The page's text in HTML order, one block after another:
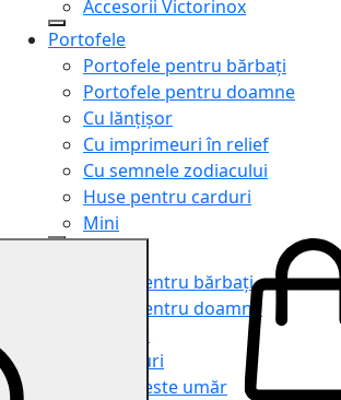
Accesorii Victorinox
Portofele
Portofele pentru bărbați
Portofele pentru doamne
Cu lănțișor
Cu imprimeuri în relief
Cu semnele zodiacului
Huse pentru carduri
Mini
Genți pentru bărbați
Genți pentru doamne
Serviete
Rucsacuri
Genți peste umăr